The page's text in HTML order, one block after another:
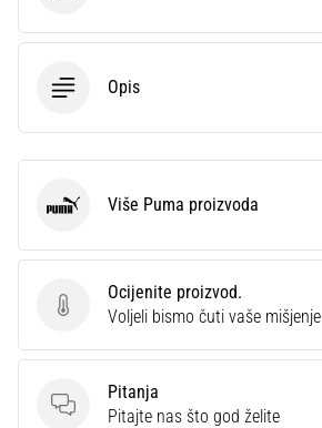
Opis
Ocijenite proizvod.
Ocijenite proizvod.
Voljeli bismo čuti vaše mišjenje
Pitanja
Pitanja
Pitajte nas što god želite
Puma Više Puma proizvoda